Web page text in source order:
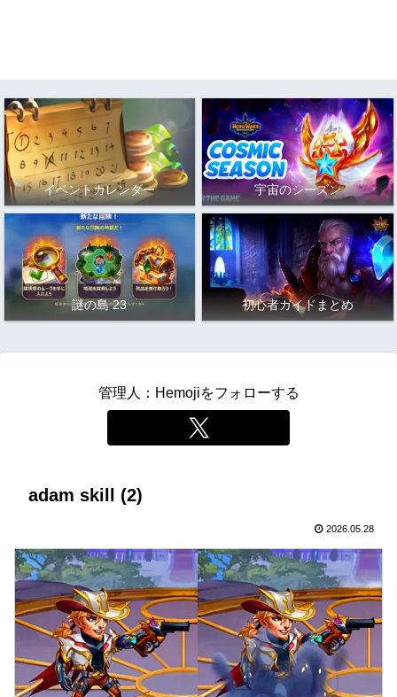
イベントカレンダー 宇宙のシーズン
謎の島 23 初心者ガイドまとめ
管理人：Hemojiをフォローする
adam skill (2)
2026.05.28